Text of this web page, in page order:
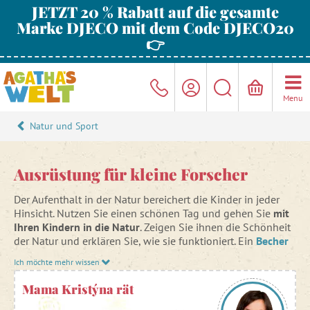
JETZT 20 % Rabatt auf die gesamte
Marke DJECO mit dem Code DJECO20
👉
Menu
Natur und Sport
Ausrüstung für kleine Forscher
Der Aufenthalt in der Natur bereichert die Kinder in jeder
Hinsicht. Nutzen Sie einen schönen Tag und gehen Sie mit
Ihren Kindern in die Natur. Zeigen Sie ihnen die Schönheit
der Natur und erklären Sie, wie sie funktioniert. Ein Becher
ist ein großartiges Hilfsmittel zur
Beobachtung von Käfern, Spinnen, Blättern und anderen
Naturschätzen.
Ich möchte mehr wissen
Mama Kristýna rät